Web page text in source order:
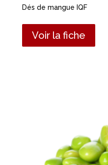
Dés de mangue IQF
Voir la fiche